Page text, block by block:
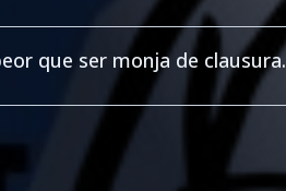
que ser monja de clausura.